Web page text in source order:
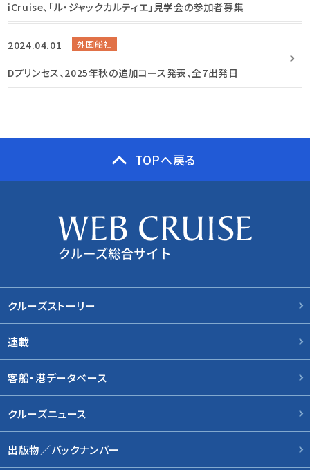
iCruise、「ル・ジャックカルティエ」見学会の参加者募集
2024.04.01 外国船社
Dプリンセス、2025年秋の追加コース発表、全7出発日
TOPへ戻る
クルーズストーリー
連載
客船・港データベース
クルーズニュース
出版物／バックナンバー